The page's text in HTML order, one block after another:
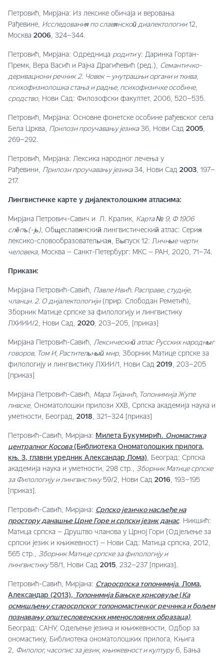
Петровић, Мирјана: Из лексике обичаја и веровања
Рађевине, Исследования по славянской диалектологии12,
Москва 2006, 324–344.
Петровић, Мирјана: Одредница родитиу: Даринка Гортан-
Премк, Вера Васић и Рајна Драгићевић (ред.), Семантичко-
деривациони речник 2. Човек – унутрашњи органи и ткива,
психофизиолошка стања и радње, психофизичке особине,
сродство, Нови Сад: Филозофски факултет, 2006, 520–535.
Петровић, Мирјана: Основне фонетске особине рађевског села
Бела Црква, Прилози проучавању језика36, Нови Сад 2005,
269–292.
Петровић, Мирјана: Лексика народног лечења у
Рађевини, Прилози проучавању језика34, Нови Сад 2003, 197–
217.
Лингвистичке карте у дијалектолошким атласима:
Мирјана Петрович-Савич и Л. Кралик, Карта № 9, Ф 1906
слĕпъ(-јь), Общеславянский лингвистический атлас: Серия
лексико-словообразовательная, Выпуск 12: Л ичные черти
человека, Москва – Санкт-Петербург: МКС – РАН, 2020, 71–74.
Прикази:
Мирјана Петровић-Савић, Павле Ивић. Расправе, студије,
чланци. 2. О дијалектологији(прир. Слободан Реметић),
Зборник Матице српске за филологију и лингвистику
ЛXИИИ/2, Нови Сад, 2020, 203–205, [приказ]
Мирјана Петровић-Савић, Лексический атлас Русских народныг
говоров, Том И, Растительный мир, Зборник Матице српске за
филологију и лингвистику ЛXИИ/1, Нови Сад 2019, 203–205
[приказ]
Мирјана Петровић-Савић, Мара Тијанић, Топонимија Жупе
пивске, Ономатолошки прилози XXВ, Српска академија наука и
уметности, Београд, 2018, 321–324 [приказ]
Петровић-Савић, Мирјана: Милета Букумирић. Ономастика
централног Косова(Библиотека Ономатолошких прилога,
књ. 3, главни уредник Александар Лома), Београд: Српска
академија наука и уметности, 298 стр., Зборник Матице српске
за Филологију и лингвистику59/2, Нови Сад 2016, 193–195
[приказ].
Петровић-Савић, Мирјана: Српско језичко насљеђе на
простору данашње Црне Горе и српски језик данас. Никшић:
Матица српска – Друштво чланова у Црној Гори (Одјељење за
српски језик и књижевност) – Нови Сад: Матица српска, 2012,
565 стр., Зборник Матице српске за филологију и
лингвистику58/1, Нови Сад 2015, 232–237 [приказ].
Петровић-Савић, Мирјана: Старосрпска топонимија. Лома,
Александар (2013),
Топонимија Бањске хрисовуље( Ка
осмишљењу старосрпског топономастичког речника и бољем
познавању општесловенских именословних образаца),
Београд: САНУ, Одељење језика и књижевности, Одбор за
ономастику, Библиотека ономатолошких прилога, Књига
2, Филолог, часопис за језик, књижевност и културу6, Бања